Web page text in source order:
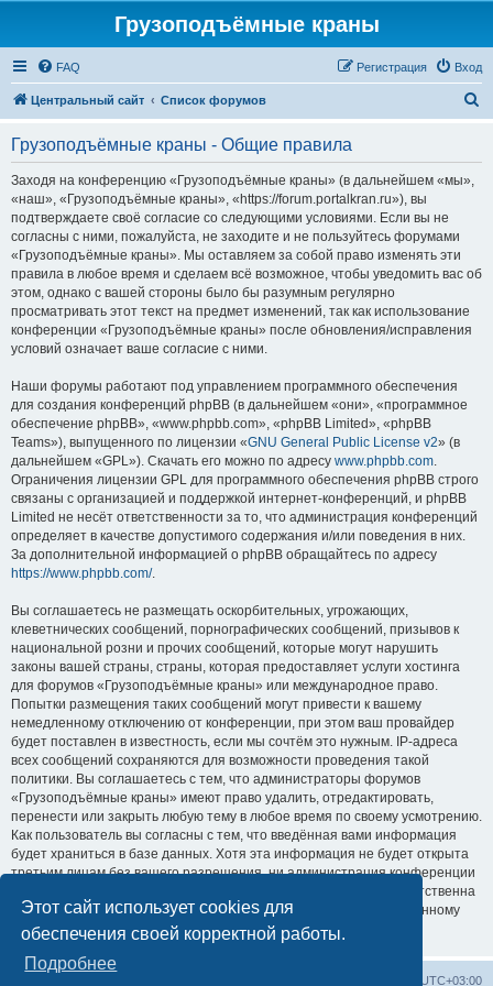
Этот сайт использует cookies для
обеспечения своей корректной работы.
Подробнее
Грузоподъёмные краны
FAQ Вход
Регистрация
Центральный сайт Список форумов
Грузоподъёмные краны - Общие правила
Заходя на конференцию «Грузоподъёмные краны» (в дальнейшем «мы»,
«наш», «Грузоподъёмные краны», «https://forum.portalkran.ru»), вы
подтверждаете своё согласие со следующими условиями. Если вы не
согласны с ними, пожалуйста, не заходите и не пользуйтесь форумами
«Грузоподъёмные краны». Мы оставляем за собой право изменять эти
правила в любое время и сделаем всё возможное, чтобы уведомить вас об
этом, однако с вашей стороны было бы разумным регулярно
просматривать этот текст на предмет изменений, так как использование
конференции «Грузоподъёмные краны» после обновления/исправления
условий означает ваше согласие с ними.
Наши форумы работают под управлением программного обеспечения
для создания конференций phpBB (в дальнейшем «они», «программное
обеспечение phpBB», «www.phpbb.com», «phpBB Limited», «phpBB
Teams»), выпущенного по лицензии «GNU General Public License v2» (в
дальнейшем «GPL»). Скачать его можно по адресу www.phpbb.com.
Ограничения лицензии GPL для программного обеспечения phpBB строго
связаны с организацией и поддержкой интернет-конференций, и phpBB
Limited не несёт ответственности за то, что администрация конференций
определяет в качестве допустимого содержания и/или поведения в них.
За дополнительной информацией о phpBB обращайтесь по адресу
https://www.phpbb.com/.
Вы соглашаетесь не размещать оскорбительных, угрожающих,
клеветнических сообщений, порнографических сообщений, призывов к
национальной розни и прочих сообщений, которые могут нарушить
законы вашей страны, страны, которая предоставляет услуги хостинга
для форумов «Грузоподъёмные краны» или международное право.
Попытки размещения таких сообщений могут привести к вашему
немедленному отключению от конференции, при этом ваш провайдер
будет поставлен в известность, если мы сочтём это нужным. IP-адреса
всех сообщений сохраняются для возможности проведения такой
политики. Вы соглашаетесь с тем, что администраторы форумов
«Грузоподъёмные краны» имеют право удалить, отредактировать,
перенести или закрыть любую тему в любое время по своему усмотрению.
Как пользователь вы согласны с тем, что введённая вами информация
будет храниться в базе данных. Хотя эта информация не будет открыта
третьим лицам без вашего разрешения, ни администрация конференции
«Грузоподъёмные краны», ни phpBB Limited не может быть ответственна
за действия хакеров, которые могут привести к несанкционированному
доступу к ней.
UTC+03:00